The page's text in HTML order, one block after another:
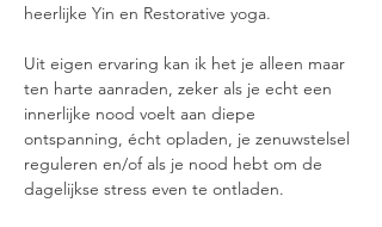
heerlijke Yin en Restorative yoga.
Uit eigen ervaring kan ik het je alleen maar
ten harte aanraden, zeker als je echt een
innerlijke nood voelt aan diepe
ontspanning, écht opladen, je zenuwstelsel
reguleren en/of als je nood hebt om de
dagelijkse stress even te ontladen.